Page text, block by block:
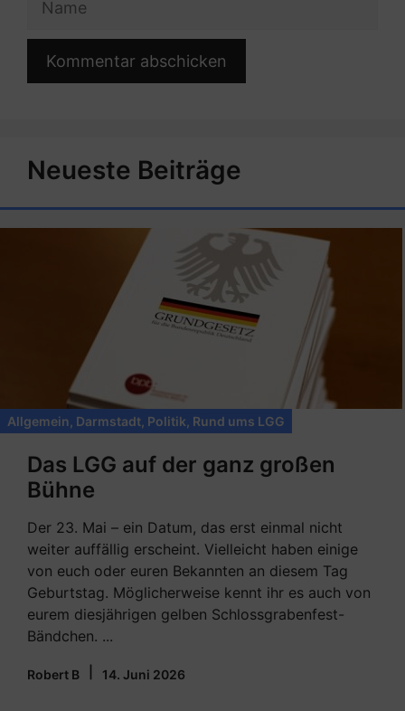
Neueste Beiträge
Allgemein Darmstadt Politik Rund ums LGG
Das LGG auf der ganz großen
Bühne
Der 23. Mai – ein Datum, das erst einmal nicht
weiter auffällig erscheint. Vielleicht haben einige
von euch oder euren Bekannten an diesem Tag
Geburtstag. Möglicherweise kennt ihr es auch von
eurem diesjährigen gelben Schlossgrabenfest-
Bändchen. ...
Robert B 14. Juni 2026